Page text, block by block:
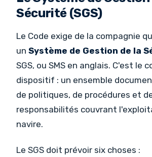
Sécurité (SGS)
Le Code exige de la compagnie
un Système de Gestion de la
SGS, ou SMS en anglais. C'est le
dispositif : un ensemble
de politiques, de procédures et
responsabilités couvrant
navire.
Le SGS doit prévoir six choses :